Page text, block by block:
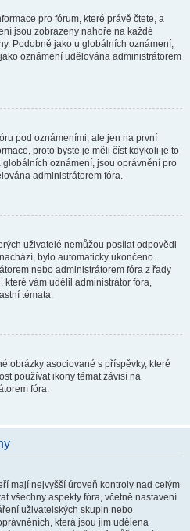
pro fórum, které právě čtete, a
jsou zobrazeny nahoře na každé
Podobně jako u globálních oznámení,
oznámení udělována administrátorem
pod oznámeními, ale jen na první
proto byste je měli číst kdykoli je to
oznámení, jsou oprávnění pro
administrátorem fóra.
uživatelé nemůžou posílat odpovědi
bylo automaticky ukončeno.
nebo administrátorem fóra z řady
které vám udělil administrátor fóra,
témata.
obrázky asociované s příspěvky, které
používat ikony témat závisí na
fóra.
mají nejvyšší úroveň kontroly nad celým
všechny aspekty fóra, včetně nastavení
uživatelských skupin nebo
která jsou jim udělena